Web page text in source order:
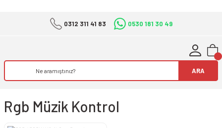
0312 311 41 83 0530 181 30 49
ARA
Rgb Müzik Kontrol